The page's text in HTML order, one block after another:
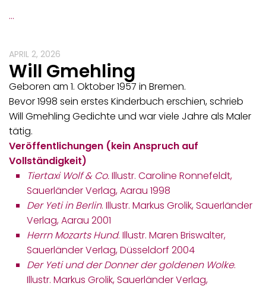
…
APRIL 2, 2026
Will Gmehling
Geboren am 1. Oktober 1957 in Bremen.
Bevor 1998 sein erstes Kinderbuch erschien, schrieb
Will Gmehling Gedichte und war viele Jahre als Maler
tätig.
Veröffentlichungen (kein Anspruch auf
Vollständigkeit)
Tiertaxi Wolf & Co.Illustr. Caroline Ronnefeldt,
Sauerländer Verlag, Aarau 1998
Der Yeti in Berlin. Illustr. Markus Grolik, Sauerländer
Verlag, Aarau 2001
Herrn Mozarts Hund. Illustr. Maren Briswalter,
Sauerländer Verlag, Düsseldorf 2004
Der Yeti und der Donner der goldenen Wolke.
Illustr. Markus Grolik, Sauerländer Verlag,